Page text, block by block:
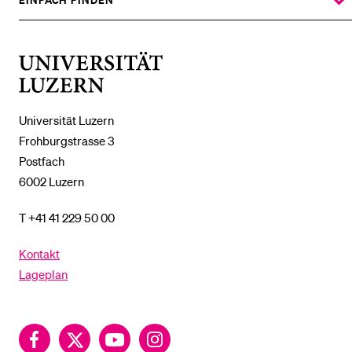
Universität Luzern
Frohburgstrasse 3
Postfach
6002 Luzern
T +41 41 229 50 00
Kontakt
Lageplan
FacebookTwitter YouTubeInstagram
ZEIGE
DAS